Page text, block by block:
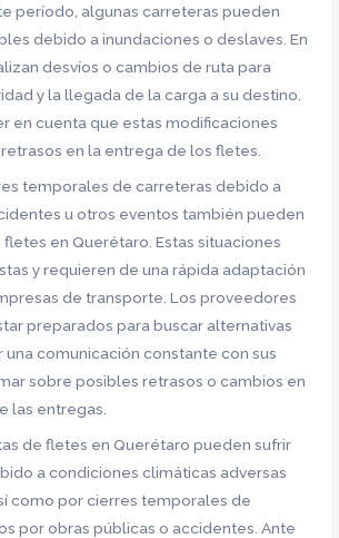
período, algunas carreteras pueden
debido a inundaciones o deslaves. En
desvíos o cambios de ruta para
y la llegada de la carga a su destino.
en cuenta que estas modificaciones
en la entrega de los fletes.
temporales de carreteras debido a
u otros eventos también pueden
en Querétaro. Estas situaciones
y requieren de una rápida adaptación
de transporte. Los proveedores
preparados para buscar alternativas
una comunicación constante con sus
sobre posibles retrasos o cambios en
las entregas.
de fletes en Querétaro pueden sufrir
a condiciones climáticas adversas
como por cierres temporales de
por obras públicas o accidentes. Ante